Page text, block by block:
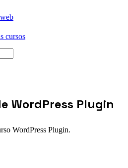
cursos
WordPress Plugin
WordPress Plugin.